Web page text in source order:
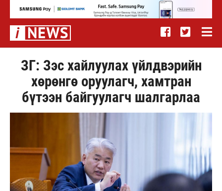
ЗГ: Зэс хайлуулах үйлдвэрийн
хөрөнгө оруулагч, хамтран
бүтээн байгуулагч шалгарлаа